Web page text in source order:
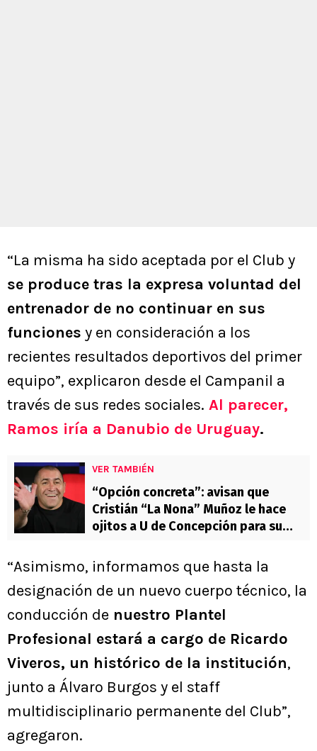
“La misma ha sido aceptada por el Club y
se produce tras la expresa voluntad del
entrenador de no continuar en sus
funciones y en consideración a los
recientes resultados deportivos del primer
equipo”, explicaron desde el Campanil a
través de sus redes sociales. Al parecer,
Ramos iría a Danubio de Uruguay.
VER TAMBIÉN
“Opción concreta”: avisan que
Cristián “La Nona” Muñoz le hace
ojitos a U de Concepción para su
“Asimismo, informamos que hasta la
designación de un nuevo cuerpo técnico, la
conducción de nuestro Plantel
Profesional estará a cargo de Ricardo
Viveros, un histórico de la institución,
junto a Álvaro Burgos y el staff
multidisciplinario permanente del Club”,
agregaron.